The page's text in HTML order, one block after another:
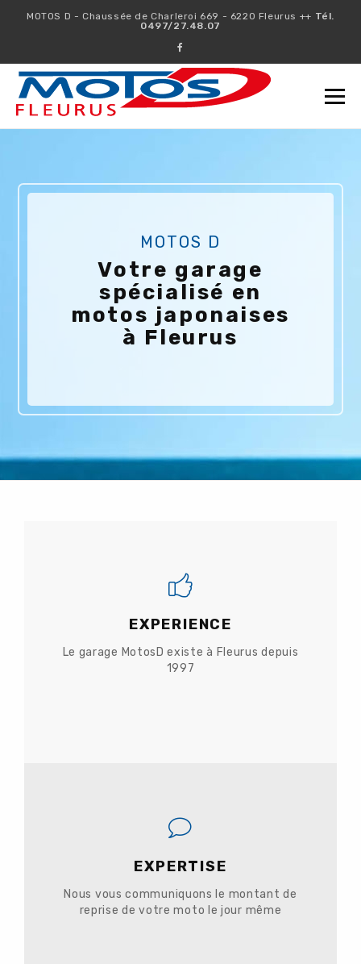
MOTOS D - Chaussée de Charleroi 669 - 6220 Fleurus ++ Tél.
0497/27.48.07
MOTOS D
Votre garage
spécialisé en
motos japonaises
à Fleurus
EXPERIENCE
Le garage MotosD existe à Fleurus depuis
1997
EXPERTISE
Nous vous communiquons le montant de
reprise de votre moto le jour même